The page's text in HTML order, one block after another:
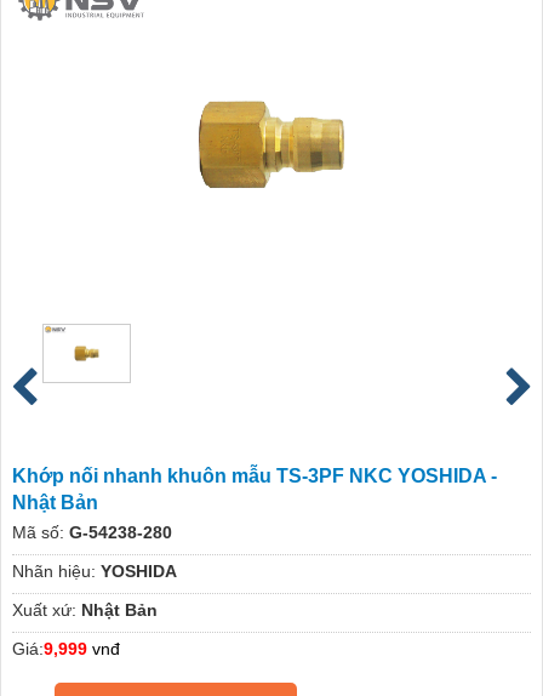
Khớp nối nhanh khuôn mẫu TS-3PF NKC YOSHIDA -
Nhật Bản
Mã số: G-54238-280
Nhãn hiệu: YOSHIDA
Xuất xứ: Nhật Bản
Giá:9,999 vnđ